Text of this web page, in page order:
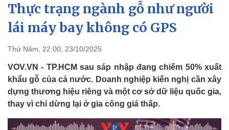
Chính trị
Đảng
Tổ chức nhân sự
Nhận diện sự thật
Xã hội
Tin 24h
Dự báo thời tiết
Việc làm
Biển đảo
Thực trạng ngành gỗ như người
lái máy bay không có GPS
Thứ Năm, 22:00, 23/10/2025
VOV.VN - TP.HCM sau sáp nhập đang chiếm 50% xuất
khẩu gỗ của cả nước. Doanh nghiệp kiến nghị cần xây
dựng thương hiệu riêng và một cơ sở dữ liệu quốc gia,
thay vì chỉ dừng lại ở gia công giá thấp.